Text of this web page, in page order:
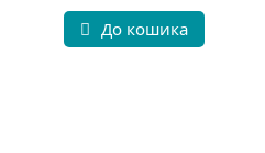
До кошика